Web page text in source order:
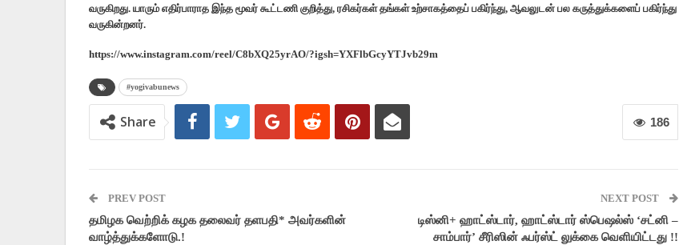
வருகிறது. யாரும் எதிர்பாராத இந்த மூவர் கூட்டணி குறித்து, ரசிகர்கள் தங்கள் உற்சாகத்தைப் பகிர்ந்து, ஆவலுடன் பல கருத்துக்களைப் பகிர்ந்து
வருகின்றனர்.
https://www.instagram.com/reel/C8bXQ25yrAO/?igsh=YXFlbGcyYTJvb29m
#yogivabunews
186
Share
PREV POST
தமிழக வெற்றிக் கழக தலைவர் தளபதி* அவர்களின்
வாழ்த்துக்களோடு.!
NEXT POST
டிஸ்னி+ ஹாட்ஸ்டார், ஹாட்ஸ்டார் ஸ்பெஷல்ஸ் ‘சட்னி –
சாம்பார்’ சீரிஸின் ஃபர்ஸ்ட் லுக்கை வெளியிட்டது !!